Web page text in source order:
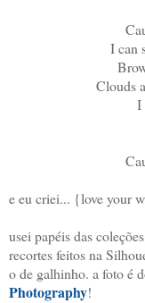
I can
Clouds
I
e eu criei... {love your
usei papéis das coleções
recortes feitos na
o de galhinho. a foto é
Photography!